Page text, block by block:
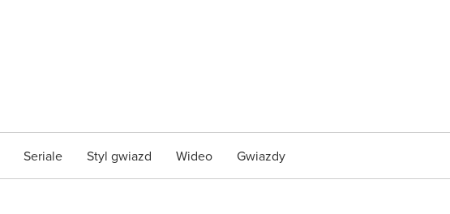
Seriale Styl gwiazd Wideo Gwiazdy